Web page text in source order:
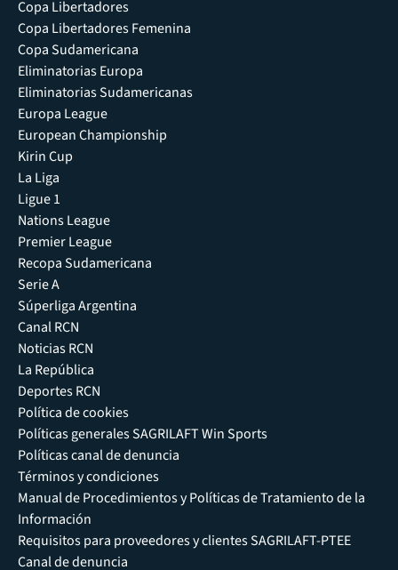
Copa Libertadores
Copa Libertadores Femenina
Copa Sudamericana
Eliminatorias Europa
Eliminatorias Sudamericanas
Europa League
European Championship
Kirin Cup
La Liga
Ligue 1
Nations League
Premier League
Recopa Sudamericana
Serie A
Súperliga Argentina
Canal RCN
Noticias RCN
La República
Deportes RCN
Política de cookies
Políticas generales SAGRILAFT Win Sports
Políticas canal de denuncia
Términos y condiciones
Manual de Procedimientos y Políticas de Tratamiento de la
Información
Requisitos para proveedores y clientes SAGRILAFT-PTEE
Canal de denuncia